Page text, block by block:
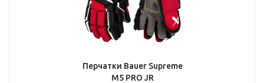
Перчатки Bauer Supreme
M5 PRO JR